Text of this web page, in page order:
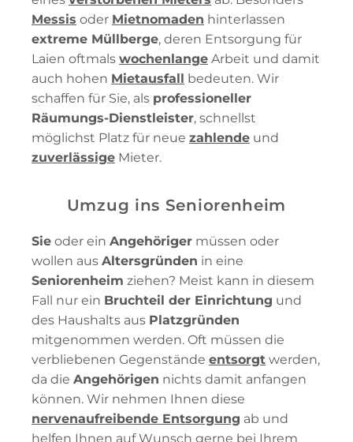
Messis oder Mietnomaden hinterlassen
extreme Müllberge, deren Entsorgung für
Laien oftmals wochenlange Arbeit und damit
auch hohen Mietausfall
bedeuten. Wir
schaffen für Sie, als professioneller
Räumungs-Dienstleister, schnellst
möglichst Platz für neue zahlende und
zuverlässige Mieter.
Umzug ins Seniorenheim
Sie oder ein Angehöriger müssen oder
wollen aus Altersgründen in eine
Seniorenheim ziehen? Meist kann in diesem
Fall nur ein Bruchteil der Einrichtung und
des Haushalts aus Platzgründen
mitgenommen werden. Oft müssen die
verbliebenen Gegenstände entsorgt werden,
da die Angehörigen nichts damit anfangen
können. Wir nehmen Ihnen diese
nervenaufreibende Entsorgung ab und
helfen Ihnen auf Wunsch gerne bei Ihrem